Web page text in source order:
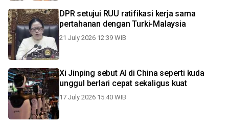
DPR setujui RUU ratifikasi kerja sama
pertahanan dengan Turki-Malaysia
21 July 2026 12:39 WIB
Xi Jinping sebut AI di China seperti kuda
unggul berlari cepat sekaligus kuat
17 July 2026 15:40 WIB